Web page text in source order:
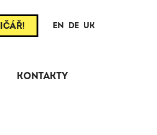
EN DE UK
KONTAKTY